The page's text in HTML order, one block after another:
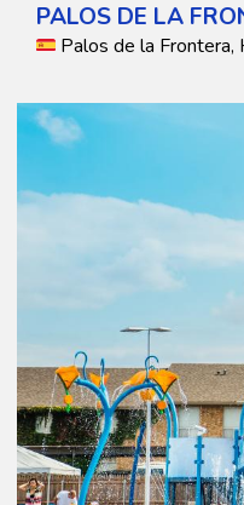
PALOS DE LA
Palos de la Frontera,